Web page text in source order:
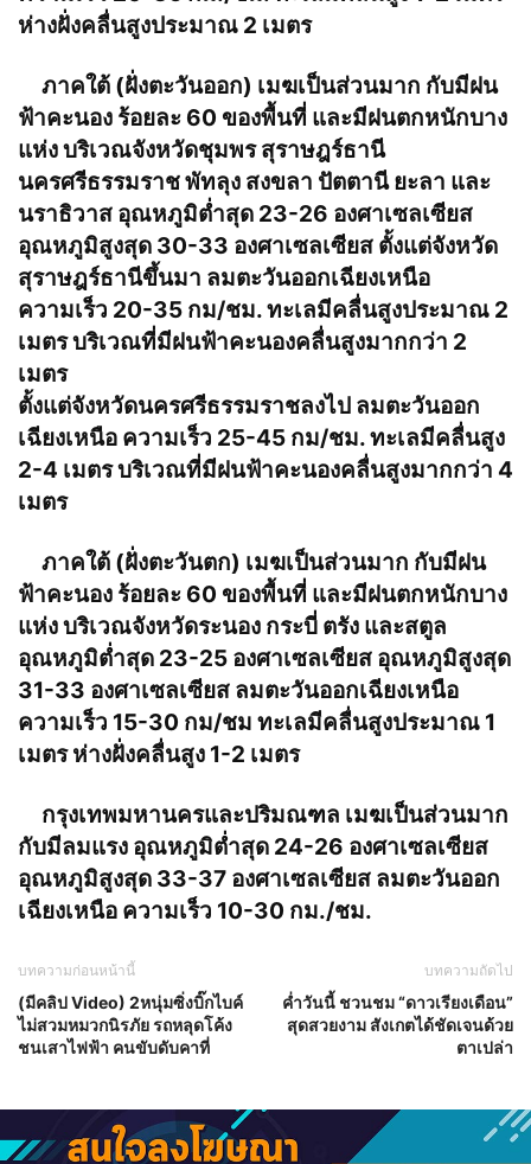
ห่างฝั่งคลื่นสูงประมาณ 2 เมตร
ภาคใต้ (ฝั่งตะวันออก) เมฆเป็นส่วนมาก กับมีฝน
ฟ้าคะนอง ร้อยละ 60 ของพื้นที่ และมีฝนตกหนักบาง
แห่ง บริเวณจังหวัดชุมพร สุราษฎร์ธานี
นครศรีธรรมราช พัทลุง สงขลา ปัตตานี ยะลา และ
นราธิวาส อุณหภูมิต่ำสุด 23-26 องศาเซลเซียส
อุณหภูมิสูงสุด 30-33 องศาเซลเซียส ตั้งแต่จังหวัด
สุราษฎร์ธานีขึ้นมา ลมตะวันออกเฉียงเหนือ
ความเร็ว 20-35 กม/ชม. ทะเลมีคลื่นสูงประมาณ 2
เมตร บริเวณที่มีฝนฟ้าคะนองคลื่นสูงมากกว่า 2
เมตร
ตั้งแต่จังหวัดนครศรีธรรมราชลงไป ลมตะวันออก
เฉียงเหนือ ความเร็ว 25-45 กม/ชม. ทะเลมีคลื่นสูง
2-4 เมตร บริเวณที่มีฝนฟ้าคะนองคลื่นสูงมากกว่า 4
เมตร
ภาคใต้ (ฝั่งตะวันตก) เมฆเป็นส่วนมาก กับมีฝน
ฟ้าคะนอง ร้อยละ 60 ของพื้นที่ และมีฝนตกหนักบาง
แห่ง บริเวณจังหวัดระนอง กระบี่ ตรัง และสตูล
อุณหภูมิต่ำสุด 23-25 องศาเซลเซียส อุณหภูมิสูงสุด
31-33 องศาเซลเซียส ลมตะวันออกเฉียงเหนือ
ความเร็ว 15-30 กม/ชม ทะเลมีคลื่นสูงประมาณ 1
เมตร ห่างฝั่งคลื่นสูง 1-2 เมตร
กรุงเทพมหานครและปริมณฑล เมฆเป็นส่วนมาก
กับมีลมแรง อุณหภูมิต่ำสุด 24-26 องศาเซลเซียส
อุณหภูมิสูงสุด 33-37 องศาเซลเซียส ลมตะวันออก
เฉียงเหนือ ความเร็ว 10-30 กม./ชม.
บทความก่อนหน้านี้
(มีคลิป Video) 2หนุ่มซิ่งบิ๊กไบค์
ไม่สวมหมวกนิรภัย รถหลุดโค้ง
ชนเสาไฟฟ้า คนขับดับคาที่
บทความถัดไป
ค่ำวันนี้ ชวนชม “ดาวเรียงเดือน”
สุดสวยงาม สังเกตได้ชัดเจนด้วย
ตาเปล่า